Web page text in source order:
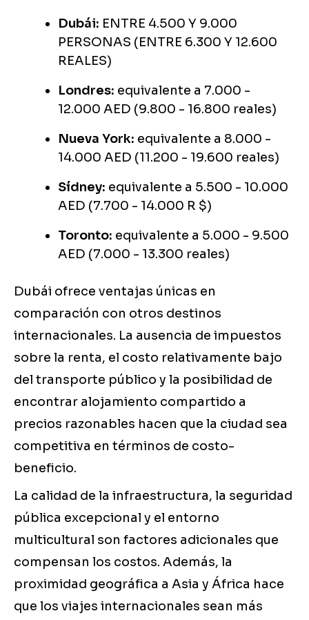
Dubái: ENTRE 4.500 Y 9.000
PERSONAS (ENTRE 6.300 Y 12.600
REALES)
Londres: equivalente a 7.000 -
12.000 AED (9.800 - 16.800 reales)
Nueva York: equivalente a 8.000 -
14.000 AED (11.200 - 19.600 reales)
Sídney: equivalente a 5.500 - 10.000
AED (7.700 - 14.000 R $)
Toronto: equivalente a 5.000 - 9.500
AED (7.000 - 13.300 reales)
Dubái ofrece ventajas únicas en
comparación con otros destinos
internacionales. La ausencia de impuestos
sobre la renta, el costo relativamente bajo
del transporte público y la posibilidad de
encontrar alojamiento compartido a
precios razonables hacen que la ciudad sea
competitiva en términos de costo-
beneficio.
La calidad de la infraestructura, la seguridad
pública excepcional y el entorno
multicultural son factores adicionales que
compensan los costos. Además, la
proximidad geográfica a Asia y África hace
que los viajes internacionales sean más